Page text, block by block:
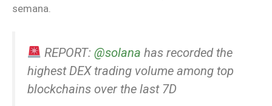
semana.
REPORT:@solana has recorded the
highest DEX trading volume among top
blockchains over the last 7D